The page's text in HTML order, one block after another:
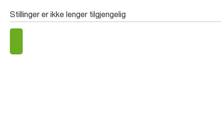
Stillinger er ikke lenger tilgjengelig